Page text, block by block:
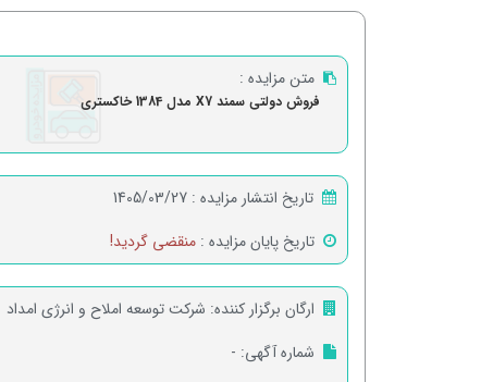
متن مزایده :
فروش دولتی سمند X7 مدل 1384 خاکستری
تاریخ انتشار مزایده : 1405/03/27
تاریخ پایان مزایده : منقضی گردید!
ارگان برگزار کننده: شرکت توسعه املاح و انرژی امداد
شماره آگهی: -